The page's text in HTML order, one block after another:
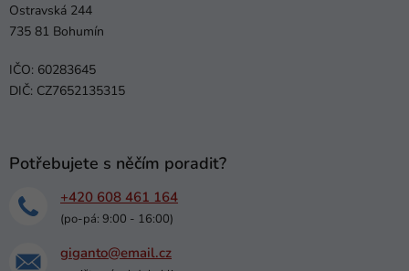
Ostravská 244
735 81 Bohumín
IČO: 60283645
DIČ: CZ7652135315
Potřebujete s něčím poradit?
+420 608 461 164
(po-pá: 9:00 - 16:00)
giganto@email.cz